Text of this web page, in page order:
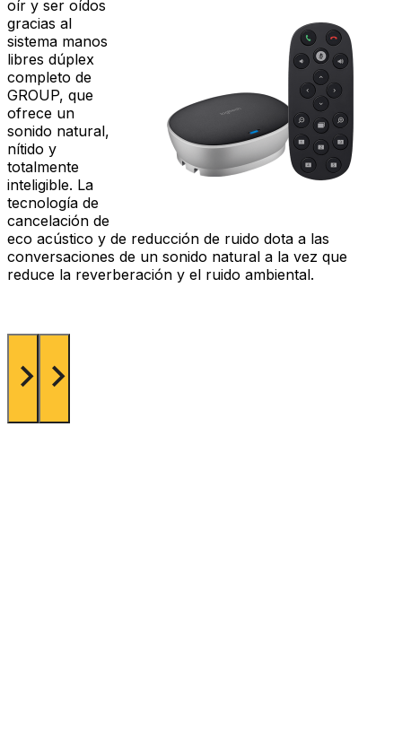
oír y ser oídos
gracias al
sistema manos
libres dúplex
completo de
GROUP, que
ofrece un
sonido natural,
nítido y
totalmente
inteligible. La
tecnología de
cancelación de
eco acústico y de reducción de ruido dota a las
conversaciones de un sonido natural a la vez que
reduce la reverberación y el ruido ambiental.